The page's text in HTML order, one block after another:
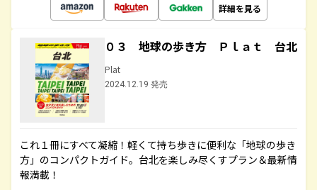
詳細を見る
０３ 地球の歩き方 Ｐｌａｔ 台北
Plat
2024.12.19 発売
これ１冊にすべて凝縮！軽くて持ち歩きに便利な「地球の歩き
方」のコンパクトガイド。台北を楽しみ尽くすプラン＆最新情
報満載！